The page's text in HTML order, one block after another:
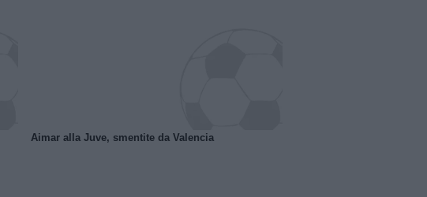
Aimar alla Juve, smentite da Valencia